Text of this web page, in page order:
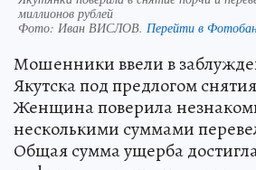
миллионов рублей
Фото: Иван ВИСЛОВ. Перейти в
Мошенники ввели в
Якутска под предлогом
Женщина поверила
несколькими суммами
Общая сумма ущерба